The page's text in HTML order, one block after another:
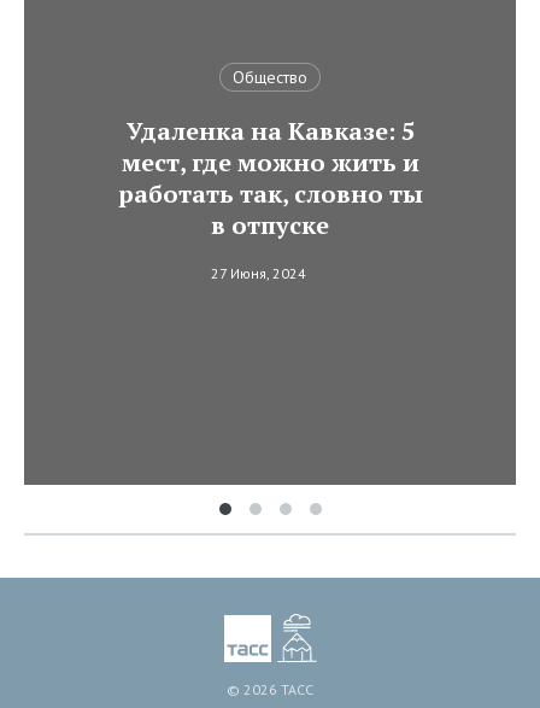
Общество
Удаленка на Кавказе: 5
мест, где можно жить и
работать так, словно ты
в отпуске
27 Июня, 2024
© 2026 ТАСС